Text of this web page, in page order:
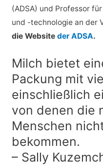
(ADSA) und Professor
und -technologie an der
die Website der ADSA.
Milch bietet
Packung mit
einschließlich
von denen die
Menschen
bekommen.
– Sally